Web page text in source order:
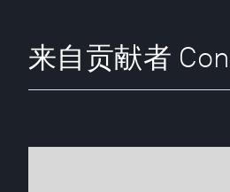
来自贡献者